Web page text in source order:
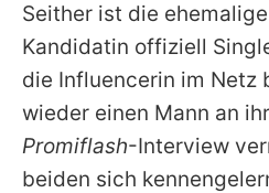
App
Redaktionelle
Seither ist die ehemalige
Kandidatin offiziell
die Influencerin im Netz
wieder einen Mann an
Promiflash-Interview
beiden sich